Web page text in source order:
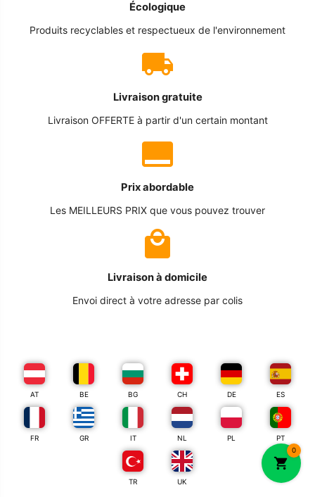
0
Écologique
Produits recyclables et respectueux de l'environnement
Livraison gratuite
Livraison OFFERTE à partir d'un certain montant
Prix abordable
Les MEILLEURS PRIX que vous pouvez trouver
Livraison à domicile
Envoi direct à votre adresse par colis
AT BE BG CH DE ES
FR GR IT NL PL PT
TR UK